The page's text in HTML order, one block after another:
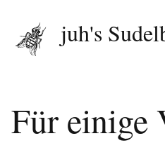
juh's
Für einige